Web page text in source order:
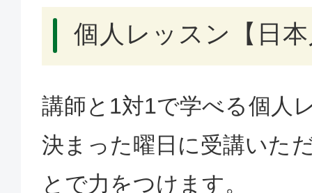
個人レッスン【日
講師と1対1で学べる個人
決まった曜日に受講いた
とで力をつけます。